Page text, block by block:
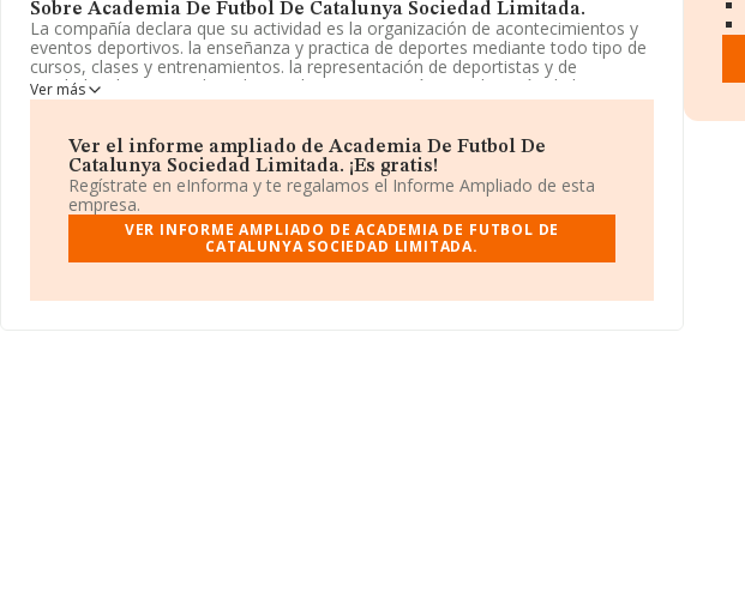
Sobre Academia De Futbol De Catalunya Sociedad Limitada.
La compañía declara que su actividad es la organización de acontecimientos y
eventos deportivos. la enseñanza y practica de deportes mediante todo tipo de
cursos, clases y entrenamientos. la representación de deportistas y de
entidades deportivas de todo tipo. la representación y explotación de los
derechos de imagen de deportistas y e. La empresa está registrada como
deportivas'. La empresa no tiene actividad en mercados exteriores.
La sociedadAcademia de Futbol de Catalunya Sociedad Limitada, NIF
B55553028, está situada en Rambla Vella núm. 7 B 5 3, (43003), en el municipio
de Tarragona, Cataluña.
En base a la información de la que dispone INFORMA sobre 7.339 compañías, a
el promedio de la facturación entre todas las empresas es de 141 mil euros. En
Ver más
Ver el informe ampliado de Academia De Futbol De
Catalunya Sociedad Limitada. ¡Es gratis!
Regístrate en eInforma y te regalamos el Informe Ampliado de esta
empresa.
VER INFORME AMPLIADO DE ACADEMIA DE FUTBOL DE
CATALUNYA SOCIEDAD LIMITADA.